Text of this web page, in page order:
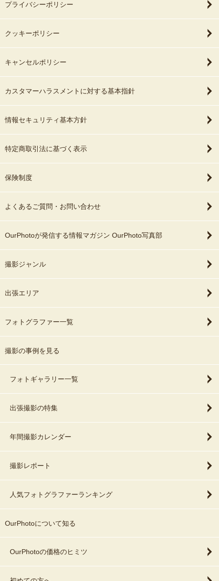
プライバシーポリシー
クッキーポリシー
キャンセルポリシー
カスタマーハラスメントに対する基本指針
情報セキュリティ基本方針
特定商取引法に基づく表示
保険制度
よくあるご質問・お問い合わせ
OurPhotoが発信する情報マガジン OurPhoto写真部
撮影ジャンル
出張エリア
フォトグラファー一覧
撮影の事例を見る
フォトギャラリー一覧
出張撮影の特集
年間撮影カレンダー
撮影レポート
人気フォトグラファーランキング
OurPhotoについて知る
OurPhotoの価格のヒミツ